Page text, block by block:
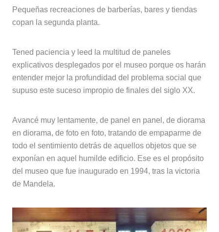
Pequeñas recreaciones de barberías, bares y tiendas
copan la segunda planta.
Tened paciencia y leed la multitud de paneles
explicativos desplegados por el museo porque os harán
entender mejor la profundidad del problema social que
supuso este suceso impropio de finales del siglo XX.
Avancé muy lentamente, de panel en panel, de diorama
en diorama, de foto en foto, tratando de empaparme de
todo el sentimiento detrás de aquellos objetos que se
exponían en aquel humilde edificio. Ese es el propósito
del museo que fue inaugurado en 1994, tras la victoria
de Mandela.